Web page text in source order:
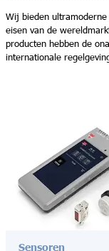
Wij bieden
eisen van de
producten hebben de
internationale